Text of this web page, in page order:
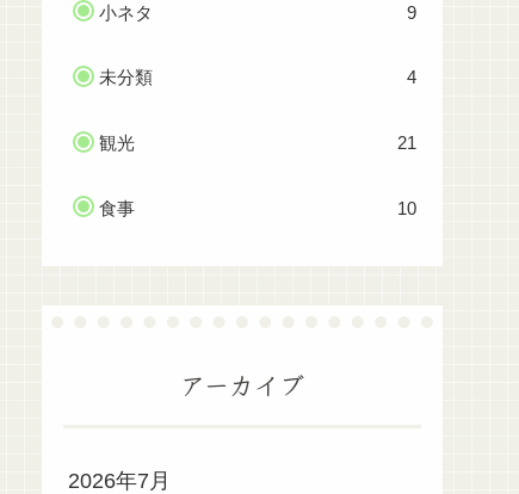
小ネタ 9
未分類 4
観光 21
食事 10
アーカイブ
2026年7月